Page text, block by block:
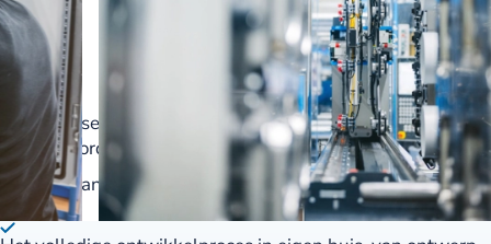
Een afwisselende functie met veel eigen
verantwoordelijkheid.
Werken aan unieke maatwerkprojecten, geen seriematig
werk.